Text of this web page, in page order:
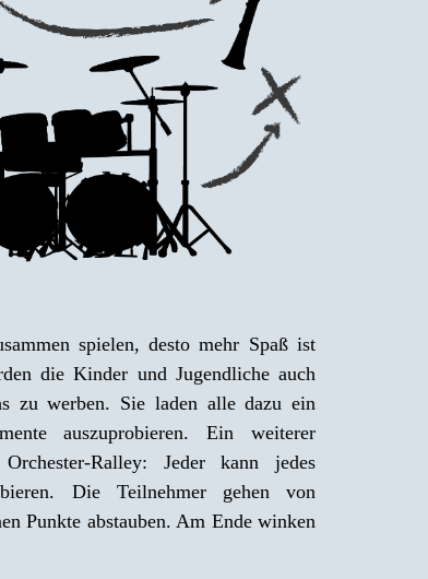
spielen, desto mehr Spaß ist
die Kinder und Jugendliche auch
zu werben. Sie laden alle dazu ein
auszuprobieren. Ein weiterer
Ralley: Jeder kann jedes
Die Teilnehmer gehen von
Punkte abstauben. Am Ende winken